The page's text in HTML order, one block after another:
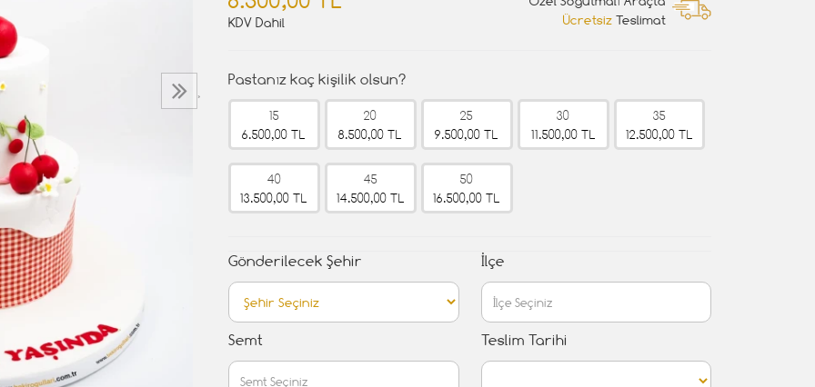
›
KDV Dahil
Ücretsiz Teslimat
Pastanız kaç kişilik olsun?
15
6.500,00 TL
20
8.500,00 TL
25
9.500,00 TL
30
11.500,00 TL
35
12.500,00 TL
40
13.500,00 TL
45
14.500,00 TL
50
16.500,00 TL
Gönderilecek Şehir İlçe
Semt Teslim Tarihi